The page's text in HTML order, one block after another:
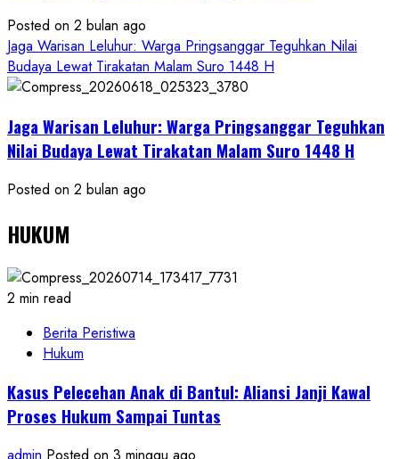
Posted on 2 bulan ago
Jaga Warisan Leluhur: Warga Pringsanggar Teguhkan Nilai
Budaya Lewat Tirakatan Malam Suro 1448 H
Jaga Warisan Leluhur: Warga Pringsanggar Teguhkan
Nilai Budaya Lewat Tirakatan Malam Suro 1448 H
Posted on 2 bulan ago
HUKUM
2 min read
Berita Peristiwa
Hukum
Kasus Pelecehan Anak di Bantul: Aliansi Janji Kawal
Proses Hukum Sampai Tuntas